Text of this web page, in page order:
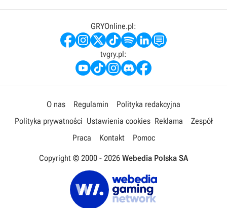
GRYOnline.pl:
tvgry.pl:
O nas Regulamin
Polityka redakcyjna
Polityka prywatności Ustawienia cookies Reklama
Zespół
Praca
Kontakt Pomoc
Copyright © 2000 - 2026 Webedia Polska SA